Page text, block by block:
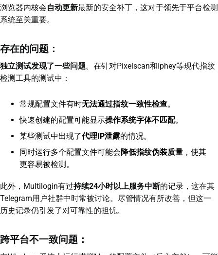
浏览器内核会自动更新最新的安全补丁，这对于领先于平台检测
系统至关重要。
存在的问题：
独立测试发现了一些问题。在针对Pixelscan和Iphey等现代指纹
检测工具的测试中：
常规配置文件有时无法通过指纹一致性检查。
快速创建的配置可能显示操作系统字体不匹配。
某些测试中出现了代理IP泄露的情况。
同时运行多个配置文件可能会降低指纹伪装质量 ，使其
更容易被检测。
此外，Multilogin有过持续24小时以上服务中断的记录，这在其
Telegram用户社群中时常被讨论。尽管情况有所改善，但这一
历史记录仍引发了对可靠性的担忧。
跨平台不一致问题：